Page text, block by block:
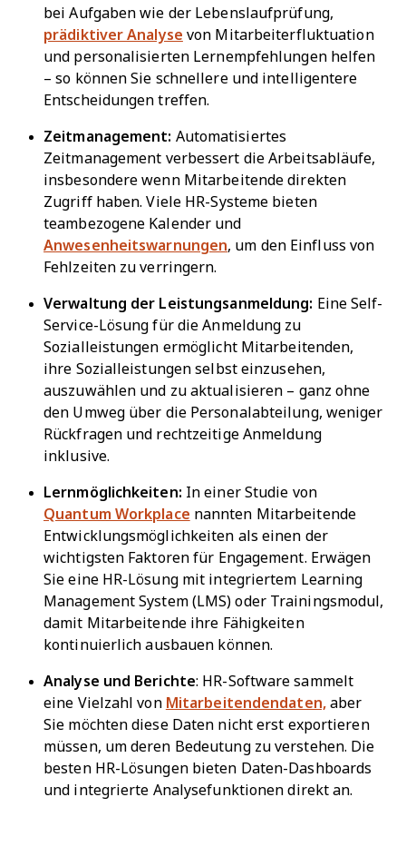
bei Aufgaben wie der Lebenslaufprüfung,
prädiktiver Analyse von Mitarbeiterfluktuation
und personalisierten Lernempfehlungen helfen
– so können Sie schnellere und intelligentere
Entscheidungen treffen.
Zeitmanagement: Automatisiertes
Zeitmanagement verbessert die Arbeitsabläufe,
insbesondere wenn Mitarbeitende direkten
Zugriff haben. Viele HR-Systeme bieten
teambezogene Kalender und
Anwesenheitswarnungen, um den Einfluss von
Fehlzeiten zu verringern.
Verwaltung der Leistungsanmeldung: Eine Self-
Service-Lösung für die Anmeldung zu
Sozialleistungen ermöglicht Mitarbeitenden,
ihre Sozialleistungen selbst einzusehen,
auszuwählen und zu aktualisieren – ganz ohne
den Umweg über die Personalabteilung, weniger
Rückfragen und rechtzeitige Anmeldung
inklusive.
Lernmöglichkeiten: In einer Studie von
Quantum Workplace nannten Mitarbeitende
Entwicklungsmöglichkeiten als einen der
wichtigsten Faktoren für Engagement. Erwägen
Sie eine HR-Lösung mit integriertem Learning
Management System (LMS) oder Trainingsmodul,
damit Mitarbeitende ihre Fähigkeiten
kontinuierlich ausbauen können.
Analyse und Berichte: HR-Software sammelt
eine Vielzahl von Mitarbeitendendaten,aber
Sie möchten diese Daten nicht erst exportieren
müssen, um deren Bedeutung zu verstehen. Die
besten HR-Lösungen bieten Daten-Dashboards
und integrierte Analysefunktionen direkt an.